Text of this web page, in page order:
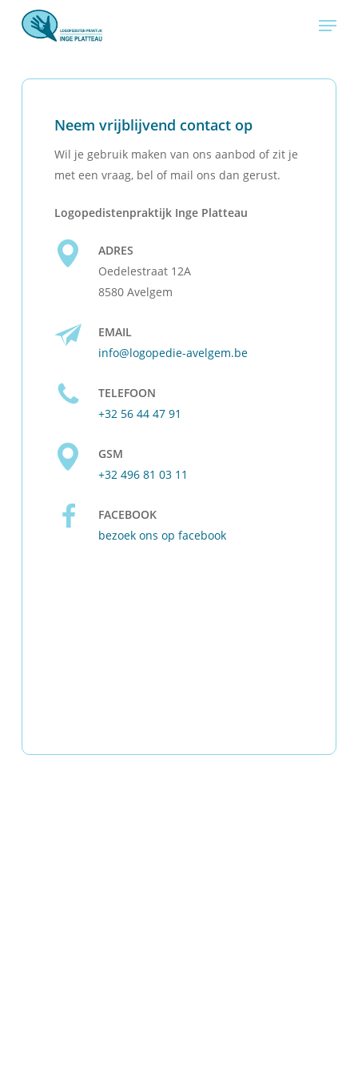
Menu
Neem vrijblijvend contact op
Wil je gebruik maken van ons aanbod of zit je
met een vraag, bel of mail ons dan gerust.
Logopedistenpraktijk Inge Platteau
ADRES
Oedelestraat 12A
8580 Avelgem
EMAIL
info@logopedie-avelgem.be
TELEFOON
+32 56 44 47 91
GSM
+32 496 81 03 11
FACEBOOK
bezoek ons op facebook